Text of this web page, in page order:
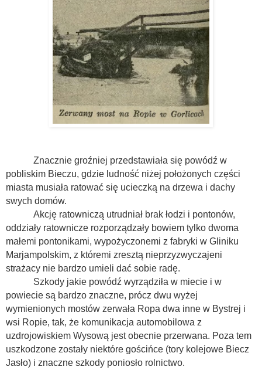
Znacznie groźniej przedstawiała się powódź w
pobliskim Bieczu, gdzie ludność niżej położonych części
miasta musiała ratować się ucieczką na drzewa i dachy
swych domów.
Akcję ratowniczą utrudniał brak łodzi i pontonów,
oddziały ratownicze rozporządzały bowiem tylko dwoma
małemi pontonikami, wypożyczonemi z fabryki w Gliniku
Marjampolskim, z któremi zresztą nieprzyzwyczajeni
strażacy nie bardzo umieli dać sobie radę.
Szkody jakie powódź wyrządziła w miecie i w
powiecie są bardzo znaczne, prócz dwu wyżej
wymienionych mostów zerwała Ropa dwa inne w Bystrej i
wsi Ropie, tak, że komunikacja automobilowa z
uzdrojowiskiem Wysową jest obecnie przerwana. Poza tem
uszkodzone zostały niektóre gościńce (tory kolejowe Biecz
Jasło) i znaczne szkody poniosło rolnictwo.